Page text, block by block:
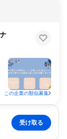
この企業の類似募集
受け取る